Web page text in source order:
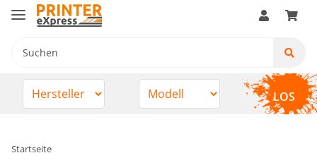
LOS
Startseite